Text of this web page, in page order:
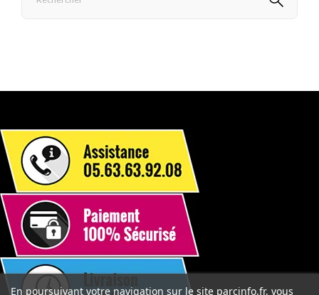
En poursuivant votre navigation sur le site parcinfo.fr, vous